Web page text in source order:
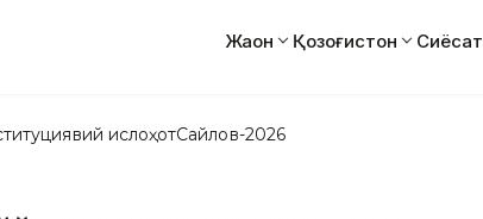
Жаҳон Қозоғистон Сиёсат
ислоҳотСайлов-2026